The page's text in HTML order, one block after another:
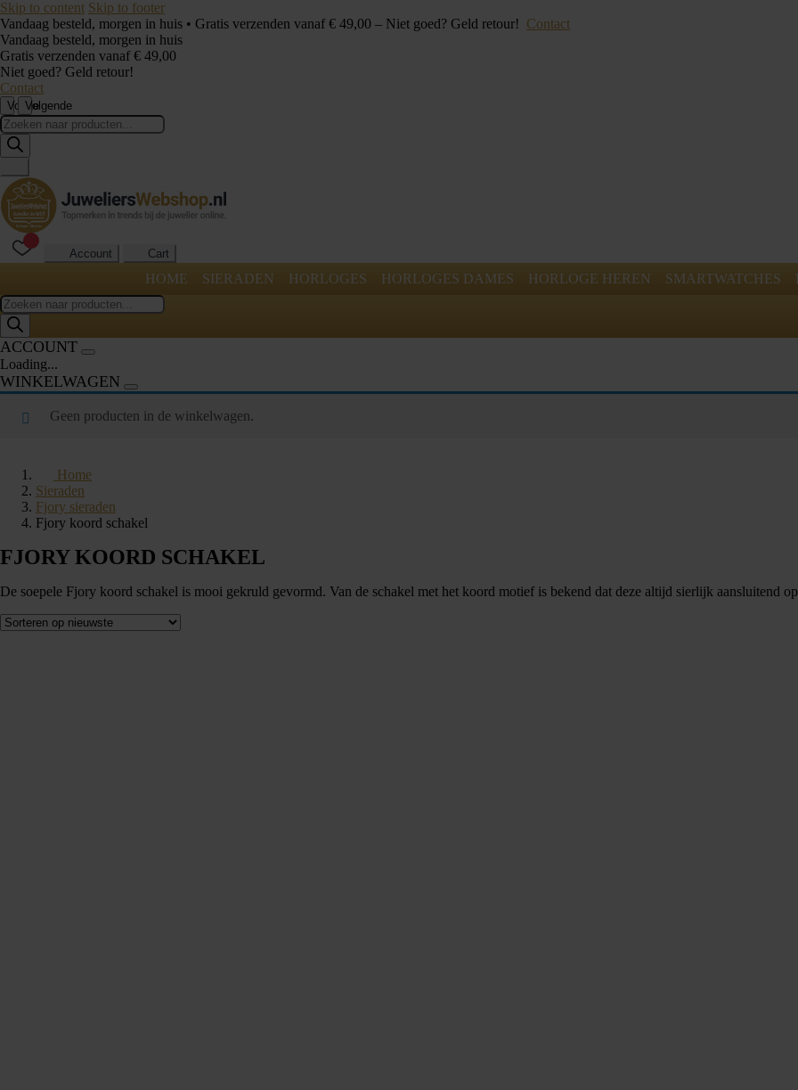
Skip to content Skip to footer
Vandaag besteld, morgen in huis • Gratis verzenden vanaf € 49,00 – Niet goed? Geld retour! Contact
Vandaag besteld, morgen in huis
Gratis verzenden vanaf € 49,00
Niet goed? Geld retour!
Contact
VorigeVolgende
Producten
zoeken
Account Cart
HOME SIERADEN HORLOGES HORLOGES DAMES HORLOGE HEREN SMARTWATCHES
Producten
zoeken
ACCOUNT
Loading...
WINKELWAGEN
Geen producten in de winkelwagen.
Home
Sieraden
Fjory sieraden
Fjory koord schakel
FJORY KOORD SCHAKEL
De soepele Fjory koord schakel is mooi gekruld gevormd. Van de schakel met het koord motief is bekend dat deze altijd sierlijk aansluitend